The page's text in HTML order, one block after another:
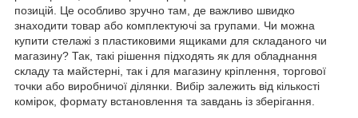
позицій. Це особливо зручно там, де важливо швидко
знаходити товар або комплектуючі за групами. Чи можна
купити стелажі з пластиковими ящиками для складаного чи
магазину? Так, такі рішення підходять як для обладнання
складу та майстерні, так і для магазину кріплення, торгової
точки або виробничої ділянки. Вибір залежить від кількості
комірок, формату встановлення та завдань із зберігання.